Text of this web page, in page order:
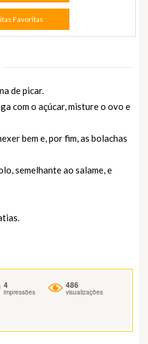
Favoritas
de picar.
com o açúcar, misture o ovo e
bem e, por fim, as bolachas
semelhante ao salame, e
4
impressões
486
visualizações